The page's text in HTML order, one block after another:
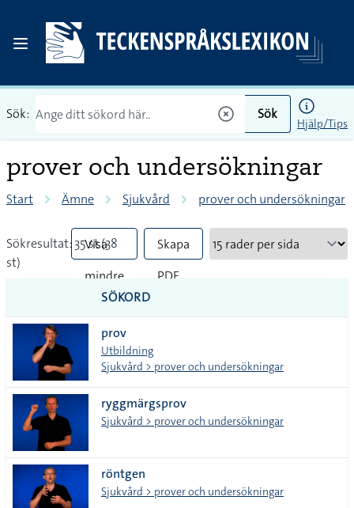
Sök: Sök
Hjälp/Tips
prover och undersökningar
Start Ämne Sjukvård prover och undersökningar
Sökresultat: 35 st (38
st)
Visa
mindre
tecken
Skapa
PDF
SÖKORD
prov
Utbildning
Sjukvård > prover och undersökningar
ryggmärgsprov
Sjukvård > prover och undersökningar
röntgen
Sjukvård > prover och undersökningar